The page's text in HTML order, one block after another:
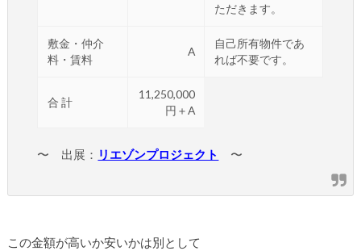
ただきます。
敷金・仲介
料・賃料
A
自己所有物件であ
れば不要です。
合 計
11,250,000
円＋A
〜 出展： リエゾンプロジェクト 〜
この金額が高いか安いかは別として